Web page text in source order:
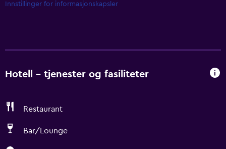
Innstillinger for informasjonskapsler
Hotell – tjenester og fasiliteter
Restaurant
Bar/Lounge